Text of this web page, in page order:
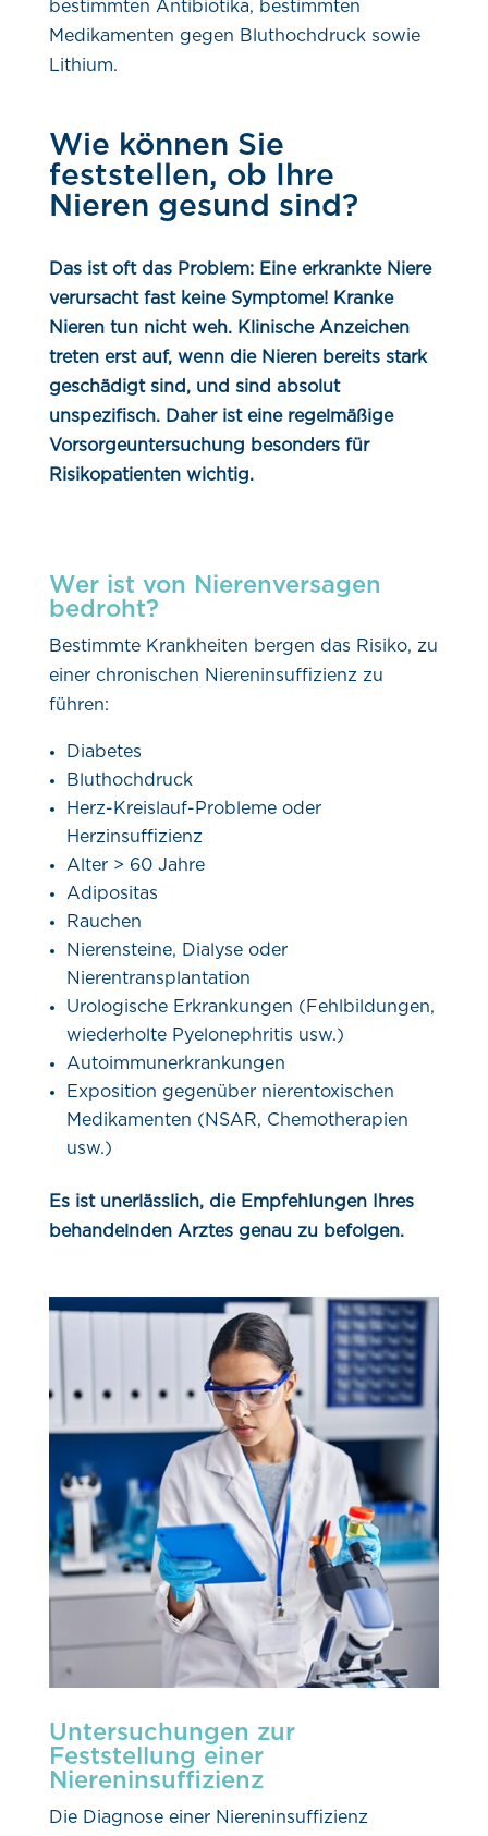
bestimmten Antibiotika, bestimmten
Medikamenten gegen Bluthochdruck sowie
Lithium.
Wie können Sie
feststellen, ob Ihre
Nieren gesund sind?
Das ist oft das Problem: Eine erkrankte Niere
verursacht fast keine Symptome! Kranke
Nieren tun nicht weh. Klinische Anzeichen
treten erst auf, wenn die Nieren bereits stark
geschädigt sind, und sind absolut
unspezifisch. Daher ist eine regelmäßige
Vorsorgeuntersuchung besonders für
Risikopatienten wichtig.
Wer ist von Nierenversagen
bedroht?
Bestimmte Krankheiten bergen das Risiko, zu
einer chronischen Niereninsuffizienz zu
führen:
Diabetes
Bluthochdruck
Herz-Kreislauf-Probleme oder
Herzinsuffizienz
Alter > 60 Jahre
Adipositas
Rauchen
Nierensteine, Dialyse oder
Nierentransplantation
Urologische Erkrankungen (Fehlbildungen,
wiederholte Pyelonephritis usw.)
Autoimmunerkrankungen
Exposition gegenüber nierentoxischen
Medikamenten (NSAR, Chemotherapien
usw.)
Es ist unerlässlich, die Empfehlungen Ihres
behandelnden Arztes genau zu befolgen.
Untersuchungen zur
Feststellung einer
Niereninsuffizienz
Die Diagnose einer Niereninsuffizienz